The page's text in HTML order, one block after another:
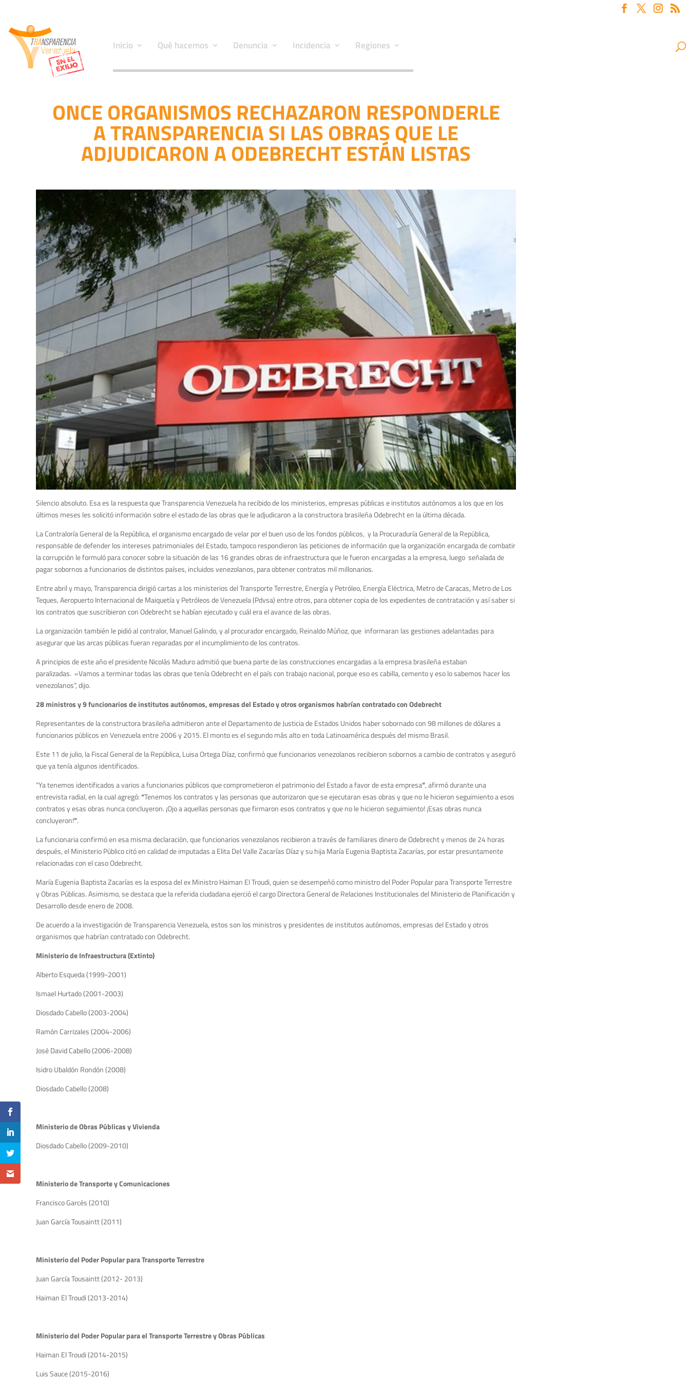
Inicio Qué hacemos Denuncia Incidencia Regiones
ONCE ORGANISMOS RECHAZARON RESPONDERLE
A TRANSPARENCIA SI LAS OBRAS QUE LE
ADJUDICARON A ODEBRECHT ESTÁN LISTAS
Silencio absoluto. Esa es la respuesta que Transparencia Venezuela ha recibido de los ministerios, empresas públicas e institutos autónomos a los que en los
últimos meses les solicitó información sobre el estado de las obras que le adjudicaron a la constructora brasileña Odebrecht en la última década.
La Contraloría General de la República, el organismo encargado de velar por el buen uso de los fondos públicos, y la Procuraduría General de la República,
responsable de defender los intereses patrimoniales del Estado, tampoco respondieron las peticiones de información que la organización encargada de combatir
la corrupción le formuló para conocer sobre la situación de las 16 grandes obras de infraestructura que le fueron encargadas a la empresa, luego señalada de
pagar sobornos a funcionarios de distintos países, incluidos venezolanos, para obtener contratos mil millonarios.
Entre abril y mayo, Transparencia dirigió cartas a los ministerios del Transporte Terrestre, Energía y Petróleo, Energía Eléctrica, Metro de Caracas, Metro de Los
Teques, Aeropuerto Internacional de Maiquetía y Petróleos de Venezuela (Pdvsa) entre otros, para obtener copia de los expedientes de contratación y así saber si
los contratos que suscribieron con Odebrecht se habían ejecutado y cuál era el avance de las obras.
La organización también le pidió al contralor, Manuel Galindo, y al procurador encargado, Reinaldo Múñoz, que informaran las gestiones adelantadas para
asegurar que las arcas públicas fueran reparadas por el incumplimiento de los contratos.
A principios de este año el presidente Nicolás Maduro admitió que buena parte de las construcciones encargadas a la empresa brasileña estaban
paralizadas. «Vamos a terminar todas las obras que tenía Odebrecht en el país con trabajo nacional, porque eso es cabilla, cemento y eso lo sabemos hacer los
venezolanos”, dijo.
28 ministros y 9 funcionarios de institutos autónomos, empresas del Estado y otros organismos habrían contratado con Odebrecht
Representantes de la constructora brasileña admitieron ante el Departamento de Justicia de Estados Unidos haber sobornado con 98 millones de dólares a
funcionarios públicos en Venezuela entre 2006 y 2015. El monto es el segundo más alto en toda Latinoamérica después del mismo Brasil.
Este 11 de julio, la Fiscal General de la República, Luisa Ortega Díaz, confirmó que funcionarios venezolanos recibieron sobornos a cambio de contratos y aseguró
que ya tenía algunos identificados.
“Ya tenemos identificados a varios a funcionarios públicos que comprometieron el patrimonio del Estado a favor de esta empresa”, afirmó durante una
entrevista radial, en la cual agregó:“Tenemos los contratos y las personas que autorizaron que se ejecutaran esas obras y que no le hicieron seguimiento a esos
contratos y esas obras nunca concluyeron. ¡Ojo a aquellas personas que firmaron esos contratos y que no le hicieron seguimiento! ¡Esas obras nunca
concluyeron!”.
La funcionaria confirmó en esa misma declaración, que funcionarios venezolanos recibieron a través de familiares dinero de Odebrecht y menos de 24 horas
después, el Ministerio Público citó en calidad de imputadas a Elita Del Valle Zacarías Díaz y su hija María Eugenia Baptista Zacarías, por estar presuntamente
relacionadas con el caso Odebrecht.
María Eugenia Baptista Zacarías es la esposa del ex Ministro Haiman El Troudi, quien se desempeñó como ministro del Poder Popular para Transporte Terrestre
y Obras Públicas. Asimismo, se destaca que la referida ciudadana ejerció el cargo Directora General de Relaciones Institucionales del Ministerio de Planificación y
Desarrollo desde enero de 2008.
De acuerdo a la investigación de Transparencia Venezuela, estos son los ministros y presidentes de institutos autónomos, empresas del Estado y otros
organismos que habrían contratado con Odebrecht.
Ministerio de Infraestructura (Extinto)
Alberto Esqueda (1999-2001)
Ismael Hurtado (2001-2003)
Diosdado Cabello (2003-2004)
Ramón Carrizales (2004-2006)
José David Cabello (2006-2008)
Isidro Ubaldón Rondón (2008)
Diosdado Cabello (2008)
Ministerio de Obras Públicas y Vivienda
Diosdado Cabello (2009-2010)
Ministerio de Transporte y Comunicaciones
Francisco Garcés (2010)
Juan García Tousaintt (2011)
Ministerio del Poder Popular para Transporte Terrestre
Juan García Tousaintt (2012- 2013)
Haiman El Troudi (2013-2014)
Ministerio del Poder Popular para el Transporte Terrestre y Obras Públicas
Haiman El Troudi (2014-2015)
Luis Sauce (2015-2016)